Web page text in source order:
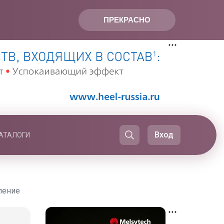
ПРЕКРАСНО
Вход